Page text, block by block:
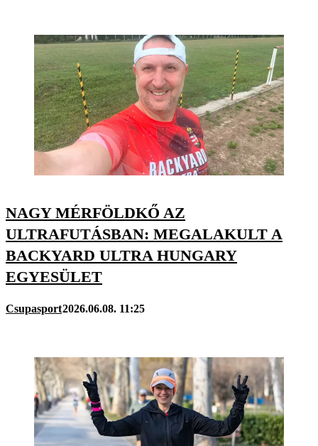
NAGY MÉRFÖLDKŐ AZ
ULTRAFUTÁSBAN: MEGALAKULT A
BACKYARD ULTRA HUNGARY
EGYESÜLET
Csupasport2026.06.08. 11:25